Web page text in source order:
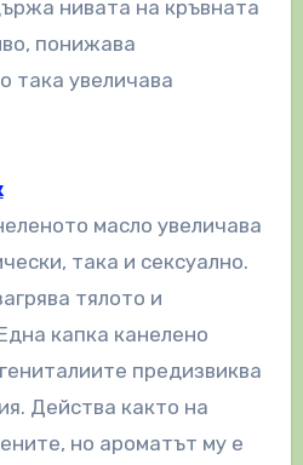
нивата на кръвната
понижава
така увеличава
масло увеличава
така и сексуално.
тялото и
капка канелено
предизвиква
Действа както на
но ароматът му е